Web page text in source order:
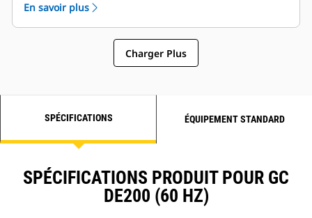
En savoir plus
Charger Plus
SPÉCIFICATIONS ÉQUIPEMENT STANDARD
SPÉCIFICATIONS PRODUIT POUR GC
DE200 (60 HZ)